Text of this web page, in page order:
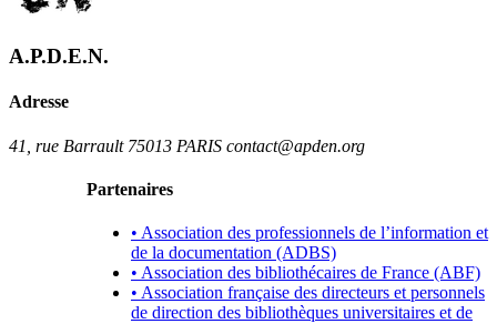
A.P.D.E.N.
Adresse
41, rue Barrault 75013 PARIS contact@apden.org
Partenaires
• Association des professionnels de l’information et
de la documentation (ADBS)
• Association des bibliothécaires de France (ABF)
• Association française des directeurs et personnels
de direction des bibliothèques universitaires et de